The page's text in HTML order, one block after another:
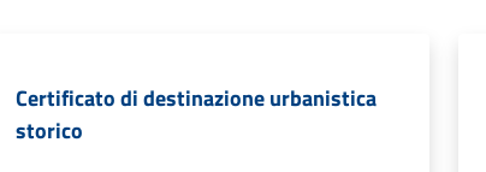
Certificato di destinazione urbanistica
storico